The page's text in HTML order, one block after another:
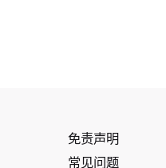
免责声明
常见问题